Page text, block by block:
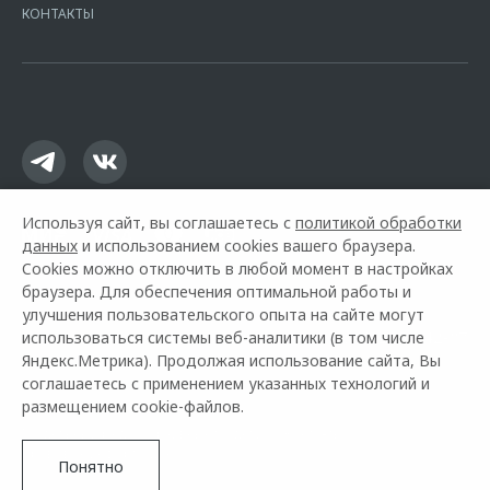
16.01.2015. Предложение ограничено и не является публичной
КОНТАКТЫ
Горячая линия OMODA: +7 (8412) 50-42-87
Используя сайт, вы соглашаетесь с политикой обработки
данных и использованием cookies вашего браузера.
Cookies можно отключить в любой момент в настройках
браузера. Для обеспечения оптимальной работы и
улучшения пользовательского опыта на сайте могут
использоваться системы веб-аналитики (в том числе
Яндекс.Метрика). Продолжая использование сайта, Вы
соглашаетесь с применением указанных технологий и
размещением cookie-файлов.
Понятно